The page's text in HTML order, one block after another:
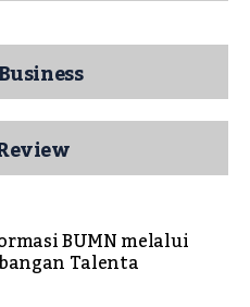
BUMN melalui
Talenta